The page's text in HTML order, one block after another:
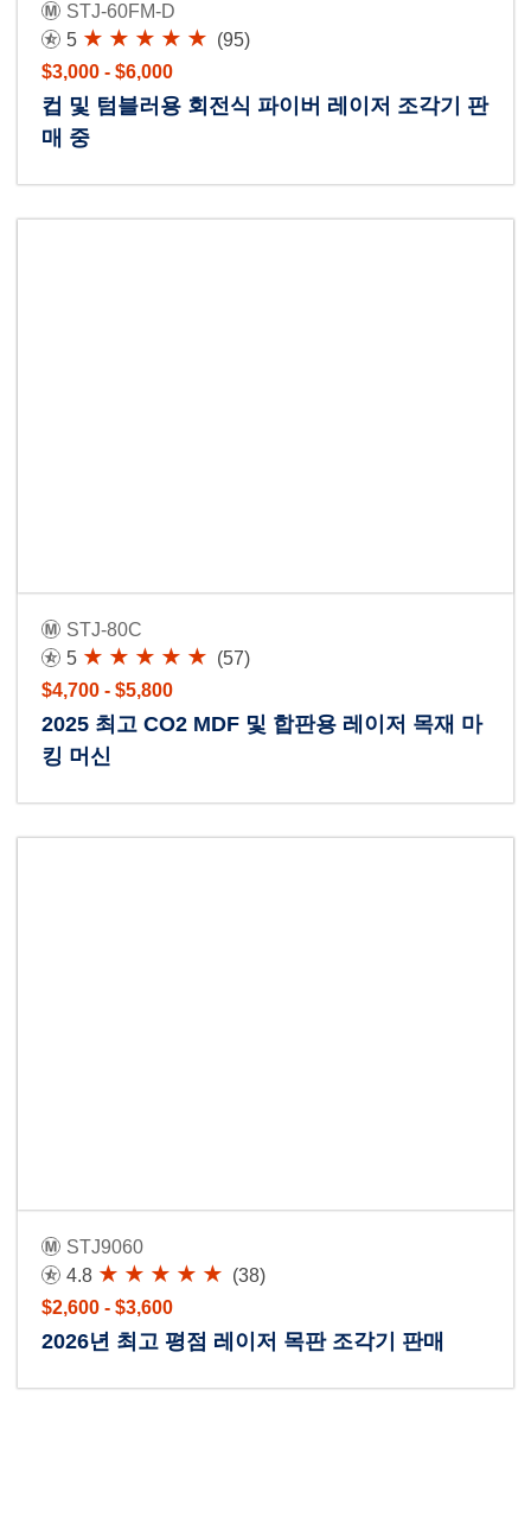
STJ-60FM-D
5
(95)
$3,000 - $6,000
컵 및 텀블러용 회전식 파이버 레이저 조각기 판
매 중
STJ-80C
5
(57)
$4,700 - $5,800
2025 최고 CO2 MDF 및 합판용 레이저 목재 마
킹 머신
STJ9060
4.8
(38)
$2,600 - $3,600
2026년 최고 평점 레이저 목판 조각기 판매